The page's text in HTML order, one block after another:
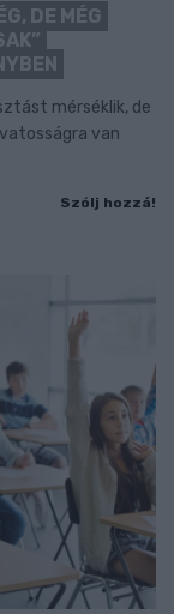
DE MÉG
mérséklik, de
van
Szólj hozzá!